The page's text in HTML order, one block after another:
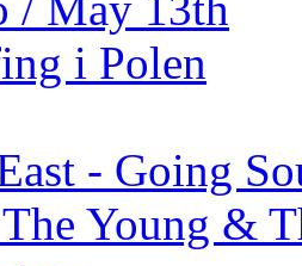
i Polen
- Going
Young &